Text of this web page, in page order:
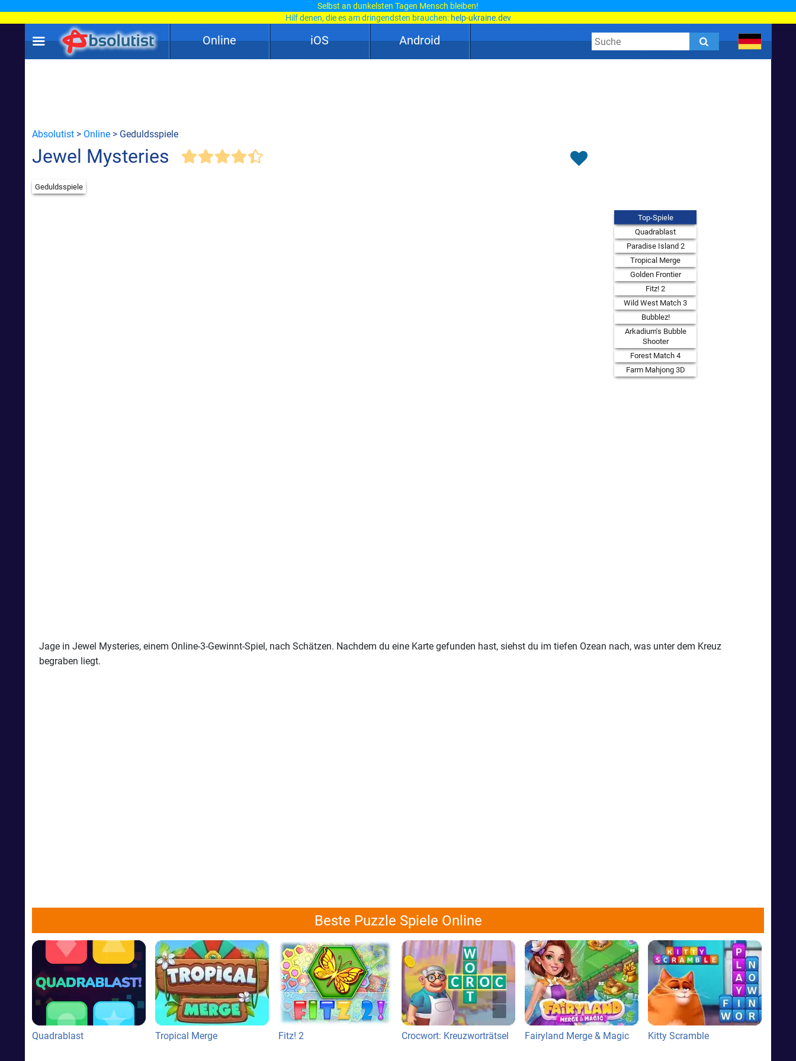
Selbst an dunkelsten Tagen Mensch bleiben!
Hilf denen, die es am dringendsten brauchen: help-ukraine.dev
Online iOS Android
Absolutist > Online > Geduldsspiele
Jewel Mysteries
Geduldsspiele
Top-Spiele
Quadrablast
Paradise Island 2
Tropical Merge
Golden Frontier
Fitz! 2
Wild West Match 3
Bubblez!
Arkadium's Bubble
Shooter
Forest Match 4
Farm Mahjong 3D
Jage in Jewel Mysteries, einem Online-3-Gewinnt-Spiel, nach Schätzen. Nachdem du eine Karte gefunden hast, siehst du im tiefen Ozean nach, was unter dem Kreuz
begraben liegt.
Beste Puzzle Spiele Online
Quadrablast Tropical Merge Fitz! 2 Crocwort: Kreuzworträtsel Fairyland Merge & Magic Kitty Scramble